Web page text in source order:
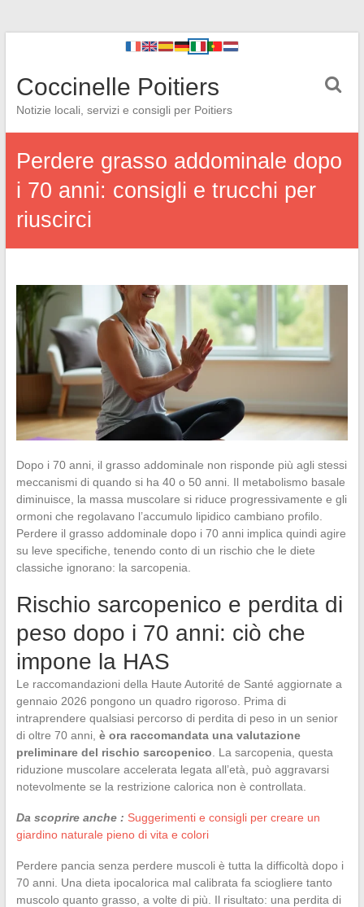
Coccinelle Poitiers
Notizie locali, servizi e consigli per Poitiers
Perdere grasso addominale dopo
i 70 anni: consigli e trucchi per
riuscirci
Dopo i 70 anni, il grasso addominale non risponde più agli stessi
meccanismi di quando si ha 40 o 50 anni. Il metabolismo basale
diminuisce, la massa muscolare si riduce progressivamente e gli
ormoni che regolavano l’accumulo lipidico cambiano profilo.
Perdere il grasso addominale dopo i 70 anni implica quindi agire
su leve specifiche, tenendo conto di un rischio che le diete
classiche ignorano: la sarcopenia.
Rischio sarcopenico e perdita di
peso dopo i 70 anni: ciò che
impone la HAS
Le raccomandazioni della Haute Autorité de Santé aggiornate a
gennaio 2026 pongono un quadro rigoroso. Prima di
intraprendere qualsiasi percorso di perdita di peso in un senior
di oltre 70 anni, è ora raccomandata una valutazione
preliminare del rischio sarcopenico . La sarcopenia, questa
riduzione muscolare accelerata legata all’età, può aggravarsi
notevolmente se la restrizione calorica non è controllata.
Da scoprire anche : Suggerimenti e consigli per creare un
giardino naturale pieno di vita e colori
Perdere pancia senza perdere muscoli è tutta la difficoltà dopo i
70 anni. Una dieta ipocalorica mal calibrata fa sciogliere tanto
muscolo quanto grasso, a volte di più. Il risultato: una perdita di